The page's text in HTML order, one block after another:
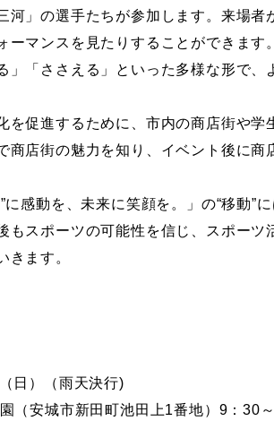
河」の選手たちが参加します。来場
ーマンスを見たりすることができま
」「ささえる」といった多様な形で
促進するために、市内の商店街や学
店街の魅力を知り、イベント後に商
感動を、未来に笑顔を。」の“移動”
もスポーツの可能性を信じ、スポー
きます。
日）（雨天決行)
（安城市新田町池田上1番地） 9 ：30 ～